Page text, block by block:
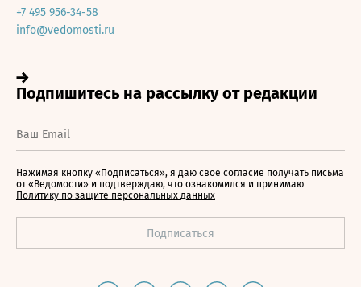
+7 495 956-34-58
info@vedomosti.ru
Нажимая кнопку «Подписаться», я даю свое согласие получать письма
от «Ведомости» и подтверждаю, что ознакомился и принимаю
Политику по защите персональных данных